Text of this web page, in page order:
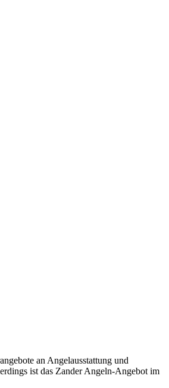
an Angelausstattung und
ist das Zander Angeln-Angebot im